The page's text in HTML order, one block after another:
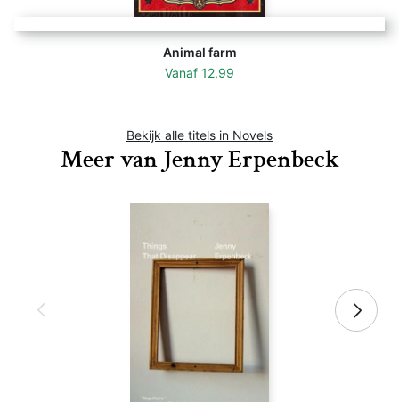
Animal farm
Vanaf 12,99
Bekijk alle titels in Novels
Meer van Jenny Erpenbeck